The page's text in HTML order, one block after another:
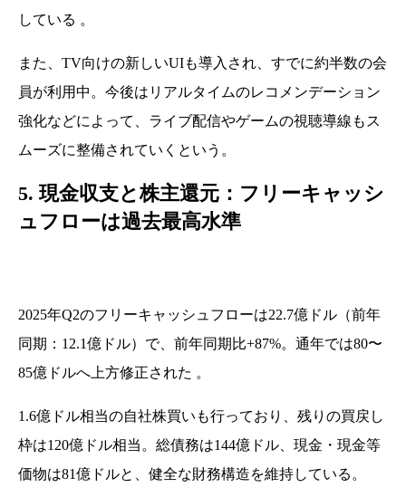
している 。
また、TV向けの新しいUIも導入され、すでに約半数の会
員が利用中。今後はリアルタイムのレコメンデーション
強化などによって、ライブ配信やゲームの視聴導線もス
ムーズに整備されていくという。
5. 現金収支と株主還元：フリーキャッシ
ュフローは過去最高水準
2025年Q2のフリーキャッシュフローは22.7億ドル（前年
同期：12.1億ドル）で、前年同期比+87%。通年では80〜
85億ドルへ上方修正された 。
1.6億ドル相当の自社株買いも行っており、残りの買戻し
枠は120億ドル相当。総債務は144億ドル、現金・現金等
価物は81億ドルと、健全な財務構造を維持している。